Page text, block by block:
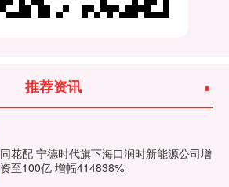
推荐资讯
同花配 宁德时代旗下海口润时新能源公司增
资至100亿 增幅414838%